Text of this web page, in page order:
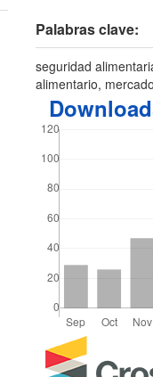
Palabras clave:
seguridad
alimentario,
Detalles